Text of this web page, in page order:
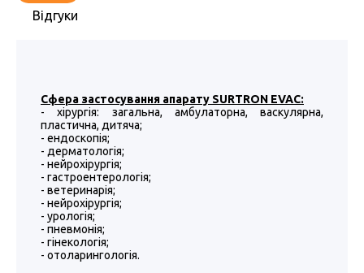
Відгуки
Сфера застосування апарату SURTRON EVAC:
- хірургія: загальна, амбулаторна, васкулярна,
пластична, дитяча;
- ендоскопія;
- дерматологія;
- нейрохірургія;
- гастроентерологія;
- ветеринарія;
- нейрохірургія;
- урологія;
- пневмонія;
- гінекологія;
- отоларингологія.